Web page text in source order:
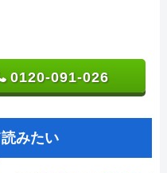
0120-091-026
みたい